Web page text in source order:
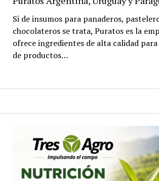
Si de insumos para panaderos,
chocolateros se trata, Puratos es la
ofrece ingredientes de alta calidad
de productos…